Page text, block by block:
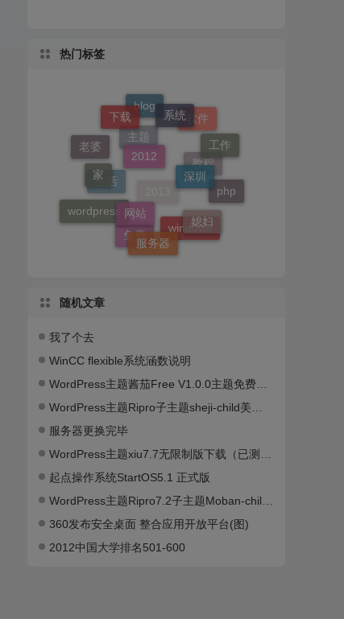
热门标签
服务器
媳妇
深圳
2012
家
wordpress
免费 windows
php
工作
系统
下载
老婆
生活
2013
教程
软件
blog
主题
随机文章
我了个去
WinCC flexible系统涵数说明
WordPress主题酱茄Free V1.0.0主题免费下载
WordPress主题Ripro子主题sheji-child美化包下载（已测试）
服务器更换完毕
WordPress主题xiu7.7无限制版下载（已测试）
起点操作系统StartOS5.1 正式版
WordPress主题Ripro7.2子主题Moban-child 1.1美化包下载（已测试）
360发布安全桌面 整合应用开放平台(图)
2012中国大学排名501-600